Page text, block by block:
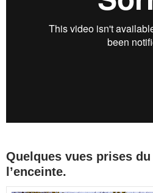
Quelques vues prises
l’enceinte.